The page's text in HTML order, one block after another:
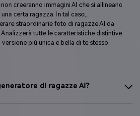
creeranno immagini AI che si allineano
certa ragazza. In tal caso,
straordinarie foto di ragazze AI da
tutte le caratteristiche distintive
più unica e bella di te stesso.
di ragazze AI?